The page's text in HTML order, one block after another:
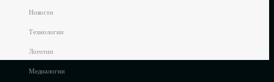
Новости
Технологии
Логотип
Медиалогии